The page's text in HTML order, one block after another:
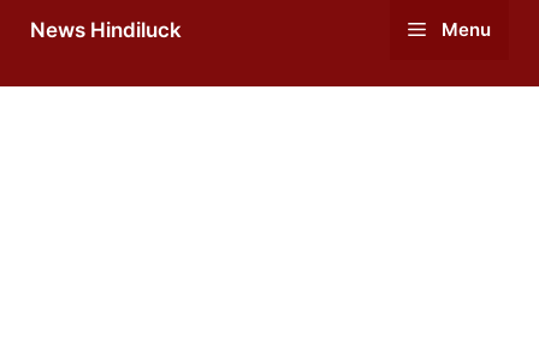
News Hindiluck Menu